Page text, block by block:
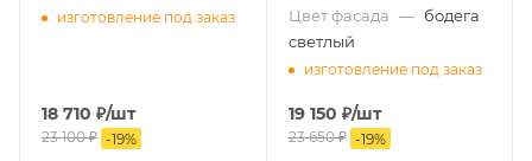
изготовление под заказ
18 710 ₽/шт
23 100₽ -19%
Цвет фасада — бодега
светлый
изготовление под заказ
19 150 ₽/шт
23 650₽ -19%